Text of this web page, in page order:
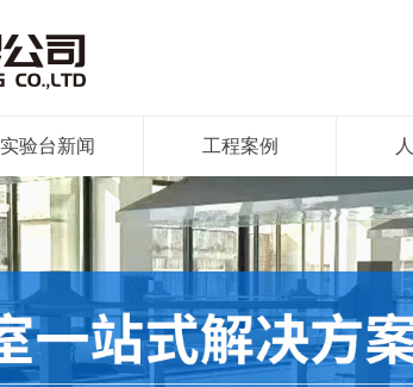
实验台新闻 工程案例